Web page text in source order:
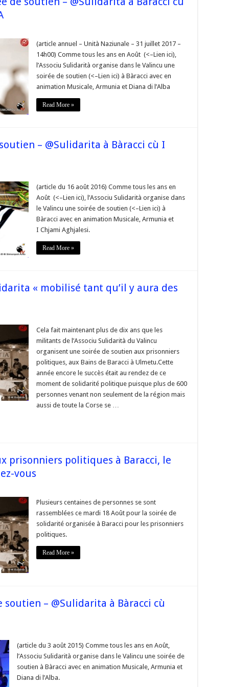
(article annuel – Unità Naziunale – 31 juillet 2017 –
14h00) Comme tous les ans en Août (<–Lien ici),
l’Associu Sulidarità organise dans le Valincu une
soirée de soutien (<–Lien ici) à Bàracci avec en
animation Musicale, Armunia et Diana di l’Alba
Read More »
– @Sulidarita à Bàracci cù I
(article du 16 août 2016) Comme tous les ans en
Août (<–Lien ici), l’Associu Sulidarità organise dans
le Valincu une soirée de soutien (<–Lien ici) à
Bàracci avec en animation Musicale, Armunia et
I Chjami Aghjalesi.
Read More »
« mobilisé tant qu’il y aura des
»
Cela fait maintenant plus de dix ans que les
militants de l’Associu Sulidarità du Valincu
organisent une soirée de soutien aux prisonniers
politiques, aux Bains de Baracci à Ulmetu.Cette
année encore le succès était au rendez de ce
moment de solidarité politique puisque plus de 600
personnes venant non seulement de la région mais
aussi de toute la Corse se …
prisonniers politiques à Baracci, le
vous
Plusieurs centaines de personnes se sont
rassemblées ce mardi 18 Août pour la soirée de
solidarité organisée à Baracci pour les prisonniers
politiques.
Read More »
soutien – @Sulidarita à Bàracci cù
(article du 3 août 2015) Comme tous les ans en Août,
l’Associu Sulidarità organise dans le Valincu une soirée de
soutien à Bàracci avec en animation Musicale, Armunia et
Diana di l’Alba.